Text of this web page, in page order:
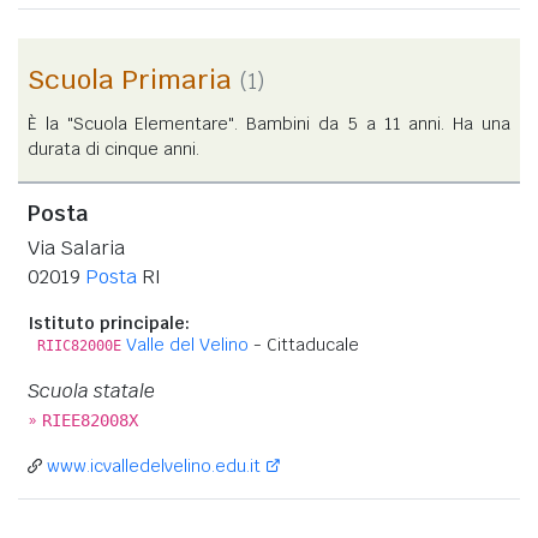
Scuola Primaria (1)
È la "Scuola Elementare". Bambini da 5 a 11 anni. Ha una
durata di cinque anni.
Posta
Via Salaria
02019 Posta RI
Istituto principale:
RIIC82000E Valle del Velino - Cittaducale
Scuola statale
» RIEE82008X
www.icvalledelvelino.edu.it